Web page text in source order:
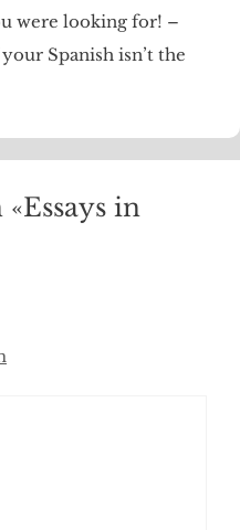
were looking for! –
Spanish isn’t the
in